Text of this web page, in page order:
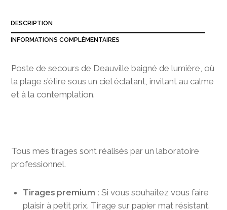
0
0
DESCRIPTION
INFORMATIONS COMPLÉMENTAIRES
Poste de secours de Deauville baigné de lumière, où
la plage s’étire sous un ciel éclatant, invitant au calme
et à la contemplation.
Tous mes tirages sont réalisés par un laboratoire
professionnel.
Tirages premium : Si vous souhaitez vous faire
plaisir à petit prix. Tirage sur papier mat résistant.